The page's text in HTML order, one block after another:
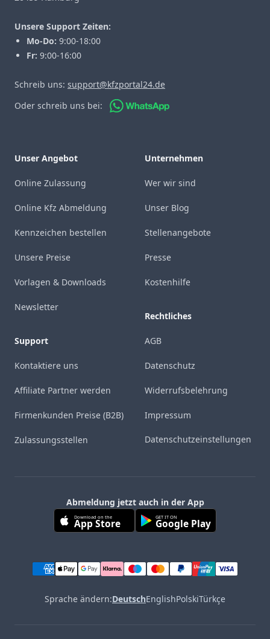
Unsere Support Zeiten:
Mo-Do: 9:00-18:00
Fr: 9:00-16:00
Schreib uns: support@kfzportal24.de
Oder schreib uns bei:
Unser Angebot
Online Zulassung
Online Kfz Abmeldung
Kennzeichen bestellen
Unsere Preise
Vorlagen & Downloads
Newsletter
Support
Kontaktiere uns
Affiliate Partner werden
Firmenkunden Preise (B2B)
Zulassungsstellen
Unternehmen
Wer wir sind
Unser Blog
Stellenangebote
Presse
Kostenhilfe
Rechtliches
AGB
Datenschutz
Widerrufsbelehrung
Impressum
Datenschutzeinstellungen
Abmeldung jetzt auch in der App
Download on the
App Store GET IT ON
Google Play
Sprache ändern:DeutschEnglishPolskiTürkçe